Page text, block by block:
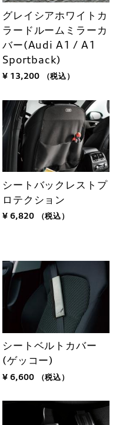
グレイシアホワイトカ
ラードルームミラーカ
バー(Audi A1 / A1
Sportback)
¥ 13,200 （税込）
シートバックレストプ
ロテクション
¥ 6,820 （税込）
シートベルトカバー
(ゲッコー)
¥ 6,600 （税込）